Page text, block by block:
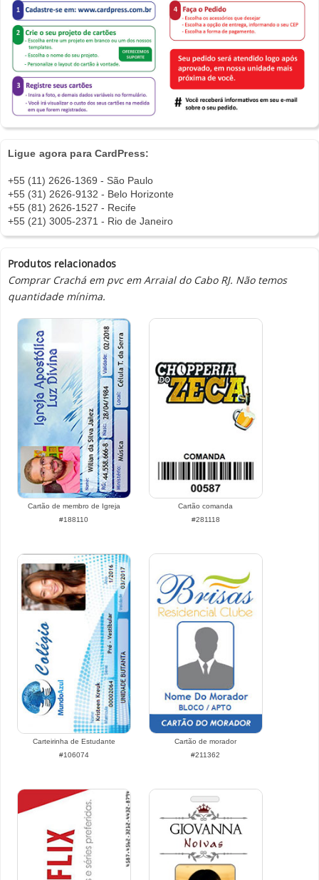
Ligue agora para CardPress:
+55 (11) 2626-1369 - São Paulo
+55 (31) 2626-9132 - Belo Horizonte
+55 (81) 2626-1527 - Recife
+55 (21) 3005-2371 - Rio de Janeiro
Produtos relacionados
Comprar Crachá em pvc em Arraial do Cabo RJ. Não temos
quantidade mínima.
Cartão de membro de Igreja
#188110
Cartão comanda
#281118
Carteirinha de Estudante
#106074
Cartão de morador
#211362